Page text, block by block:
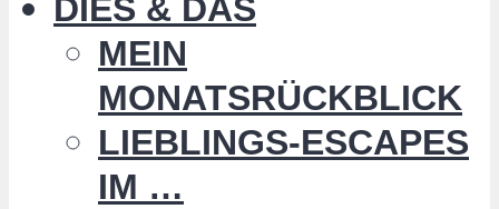
DIES & DAS
MEIN
MONATSRÜCKBLICK
LIEBLINGS-ESCAPES
IM …